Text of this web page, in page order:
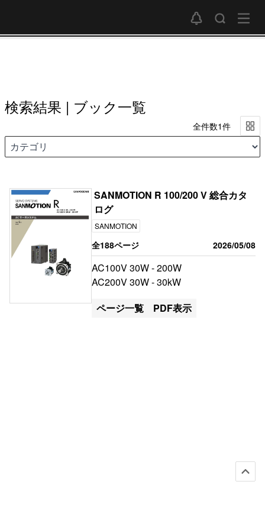
検索結果 | ブック一覧
全件数1件
SANMOTION R 100/200 V 総合カタ
ログ
SANMOTION
全188ページ 2026/05/08
AC100V 30W - 200W
AC200V 30W - 30kW
ページ一覧
PDF表示